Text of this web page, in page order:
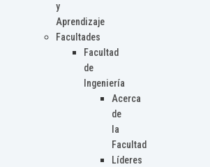
y
Aprendizaje
Facultades
Facultad
de
Ingeniería
Acerca
de
la
Facultad
Líderes